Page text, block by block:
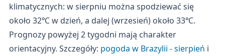
klimatycznych: w sierpniu można spodziewać się
około 32℃ w dzień, a dalej (wrzesień) około 33℃.
Prognozy powyżej 2 tygodni mają charakter
orientacyjny. Szczegóły: pogoda w Brazylii - sierpień i